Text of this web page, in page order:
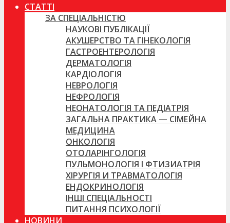
СТАТТІ
ЗА СПЕЦІАЛЬНІСТЮ
НАУКОВІ ПУБЛІКАЦІЇ
АКУШЕРСТВО ТА ГІНЕКОЛОГІЯ
ГАСТРОЕНТЕРОЛОГІЯ
ДЕРМАТОЛОГІЯ
КАРДІОЛОГІЯ
НЕВРОЛОГІЯ
НЕФРОЛОГІЯ
НЕОНАТОЛОГІЯ ТА ПЕДІАТРІЯ
ЗАГАЛЬНА ПРАКТИКА — СІМЕЙНА
МЕДИЦИНА
ОНКОЛОГІЯ
ОТОЛАРІНГОЛОГІЯ
ПУЛЬМОНОЛОГІЯ І ФТИЗИАТРІЯ
ХІРУРГІЯ И ТРАВМАТОЛОГІЯ
ЕНДОКРИНОЛОГІЯ
ІНШІ СПЕЦІАЛЬНОСТІ
ПИТАННЯ ПСИХОЛОГІЇ
НОВИНИ